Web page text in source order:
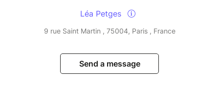
Léa Petges
9 rue Saint Martin , 75004, Paris , France
Send a message